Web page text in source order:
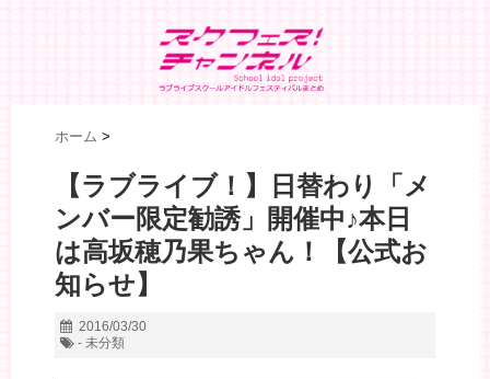
ホーム >
【ラブライブ！】日替わり「メ
ンバー限定勧誘」開催中♪本日
は高坂穂乃果ちゃん！【公式お
知らせ】
2016/03/30
- 未分類